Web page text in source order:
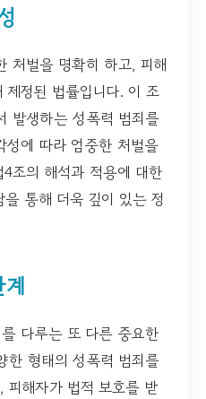
처벌을 명확히 하고, 피해
정된 법률입니다. 이 조
발생하는 성폭력 범죄를
성에 따라 엄중한 처벌을
조의 해석과 적용에 대한
통해 더욱 깊이 있는 정
다루는 또 다른 중요한
한 형태의 성폭력 범죄를
피해자가 법적 보호를 받